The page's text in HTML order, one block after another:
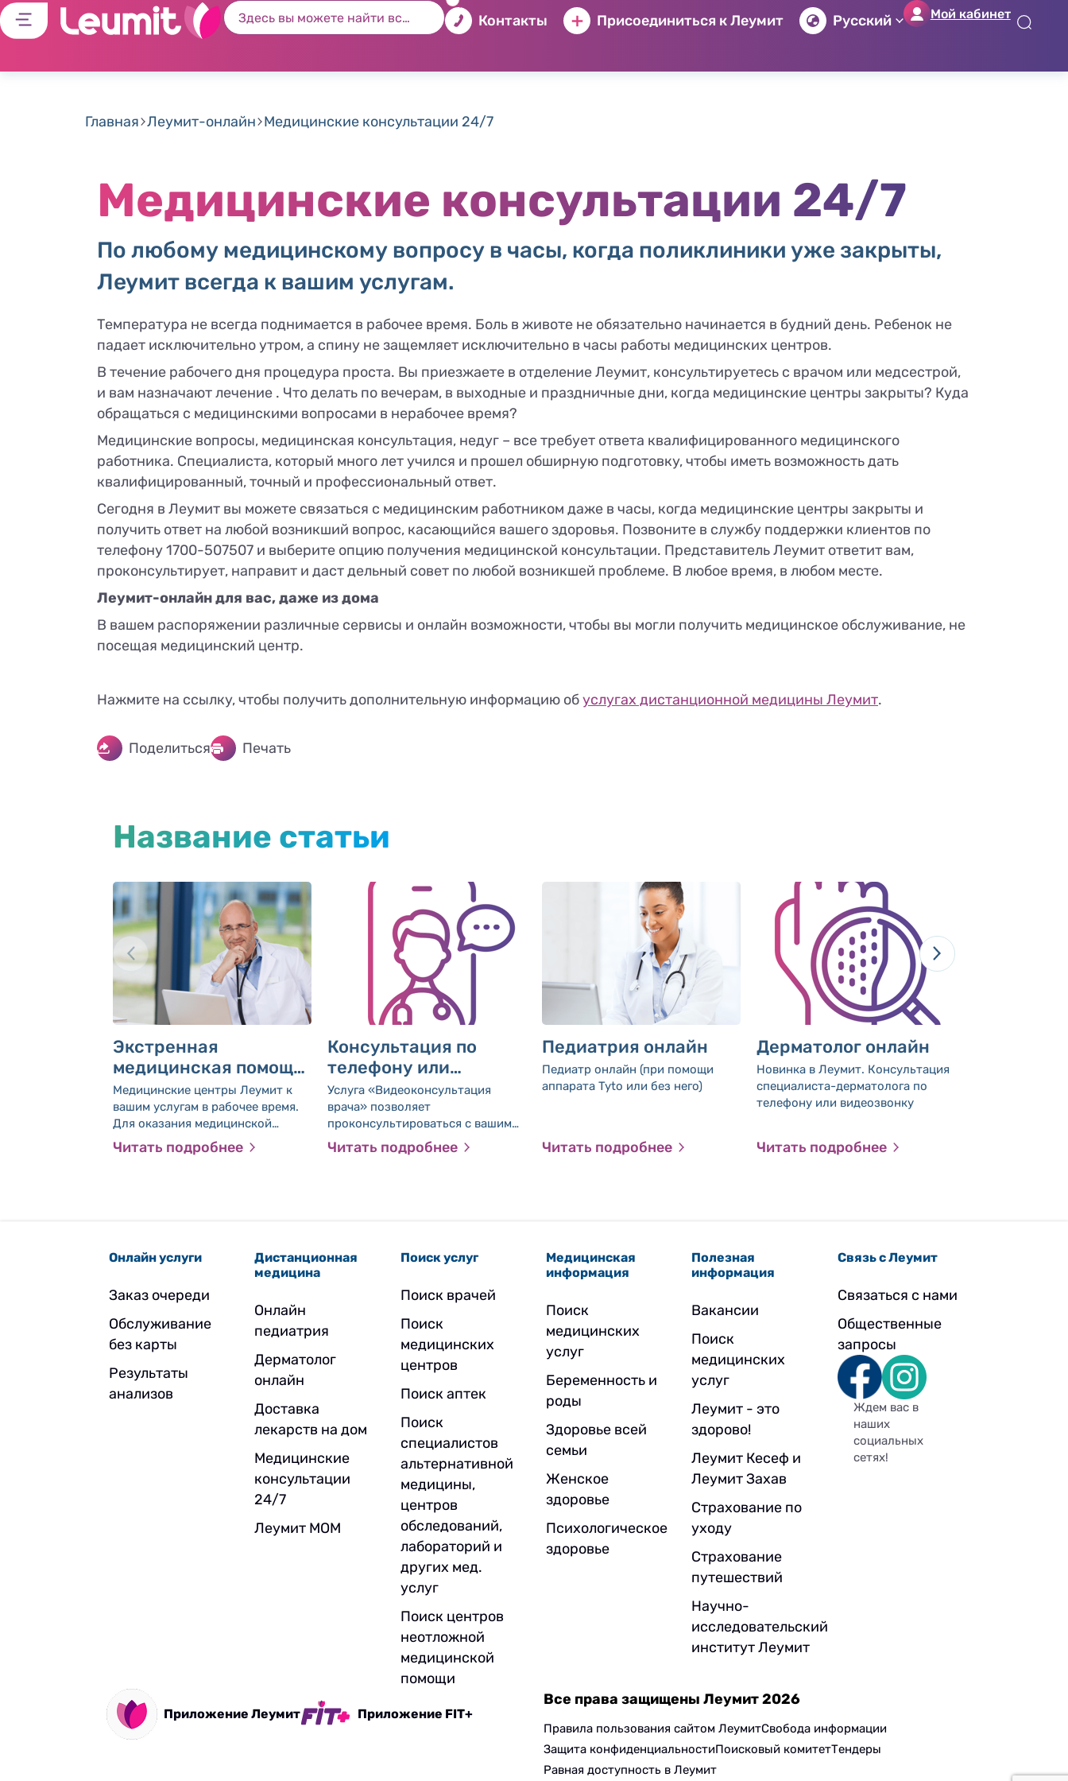
Контакты Присоединиться к Леумит Русский Мой кабинет
Главная Леумит-онлайн Медицинские консультации 24/7
Медицинские консультации 24/7
По любому медицинскому вопросу в часы, когда поликлиники уже закрыты,
Леумит всегда к вашим услугам.
Температура не всегда поднимается в рабочее время. Боль в животе не обязательно начинается в будний день. Ребенок не
падает исключительно утром, а спину не защемляет исключительно в часы работы медицинских центров.
В течение рабочего дня процедура проста. Вы приезжаете в отделение Леумит, консультируетесь с врачом или медсестрой,
и вам назначают лечение . Что делать по вечерам, в выходные и праздничные дни, когда медицинские центры закрыты? Куда
обращаться с медицинскими вопросами в нерабочее время?
Медицинские вопросы, медицинская консультация, недуг – все требует ответа квалифицированного медицинского
работника. Специалиста, который много лет учился и прошел обширную подготовку, чтобы иметь возможность дать
квалифицированный, точный и профессиональный ответ.
Сегодня в Леумит вы можете связаться с медицинским работником даже в часы, когда медицинские центры закрыты и
получить ответ на любой возникший вопрос, касающийся вашего здоровья. Позвоните в службу поддержки клиентов по
телефону 1700-507507 и выберите опцию получения медицинской консультации. Представитель Леумит ответит вам,
проконсультирует, направит и даст дельный совет по любой возникшей проблеме. В любое время, в любом месте.
Леумит-онлайн для вас, даже из дома
В вашем распоряжении различные сервисы и онлайн возможности, чтобы вы могли получить медицинское обслуживание, не
посещая медицинский центр.
Нажмите на ссылку, чтобы получить дополнительную информацию обуслугах дистанционной медицины Леумит.
Поделиться Печать
Название статьи
Экстренная
медицинская помощь,
когда медицинский
центр закрыт
Медицинские центры Леумит к
вашим услугам в рабочее время.
Для оказания медицинской
помощи в нерабочее время вы
можете обратиться в
Читать подробнее
Консультация по
телефону или
видеозвонку
семейного врача или
педиатра
Услуга «Видеоконсультация
врача» позволяет
проконсультироваться с вашим
терапевтом или педиатром, не
посещая медицинский центр.
Читать подробнее
Педиатрия онлайн
Педиатр онлайн (при помощи
аппарата Tyto или без него)
Читать подробнее
Дерматолог онлайн
Новинка в Леумит. Консультация
специалиста-дерматолога по
телефону или видеозвонку
Читать подробнее
Онлайн услуги
Заказ очереди
Обслуживание
без карты
Результаты
анализов
Дистанционная
медицина
Онлайн
педиатрия
Дерматолог
онлайн
Доставка
лекарств на дом
Медицинские
консультации
24/7
Леумит МОМ
Поиск услуг
Поиск врачей
Поиск
медицинских
центров
Поиск аптек
Поиск
специалистов
альтернативной
медицины,
центров
обследований,
лабораторий и
других мед.
услуг
Поиск центров
неотложной
медицинской
помощи
Медицинская
информация
Поиск
медицинских
услуг
Беременность и
роды
Здоровье всей
семьи
Женское
здоровье
Психологическое
здоровье
Полезная
информация
Вакансии
Поиск
медицинских
услуг
Леумит - это
здорово!
Леумит Кесеф и
Леумит Захав
Страхование по
уходу
Страхование
путешествий
Научно-
исследовательский
институт Леумит
Связь с Леумит
Связаться с нами
Общественные
запросы
Ждем вас в
наших
социальных
сетях!
Приложение Леумит Приложение FIT+
Все права защищены Леумит 2026
Правила пользования сайтом ЛеумитСвобода информации
Защита конфиденциальностиПоисковый комитетТендеры
Равная доступность в Леумит